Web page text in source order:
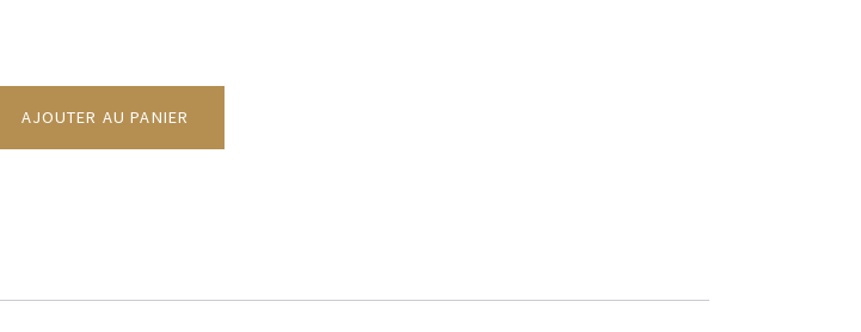
AJOUTER AU PANIER